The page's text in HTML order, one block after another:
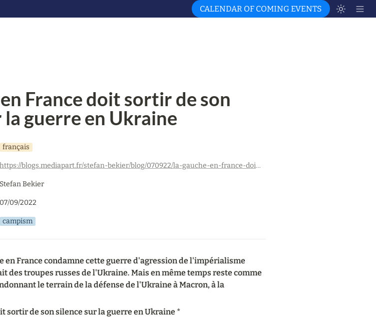
CALENDAR OF COMING EVENTS
France doit sortir de son
la guerre en Ukraine
français
https://blogs.mediapart.fr/stefan-bekier/blog/070922/la-gauche-en-france-doit-sortir-de-son-silence-sur-la-guerre-en-ukraine
Stefan Bekier
07/09/2022
campism
en France condamne cette guerre d'agression de l'impérialisme
des troupes russes de l'Ukraine. Mais en même temps reste comme
le terrain de la défense de l'Ukraine à Macron, à la
sortir de son silence sur la guerre en Ukraine *